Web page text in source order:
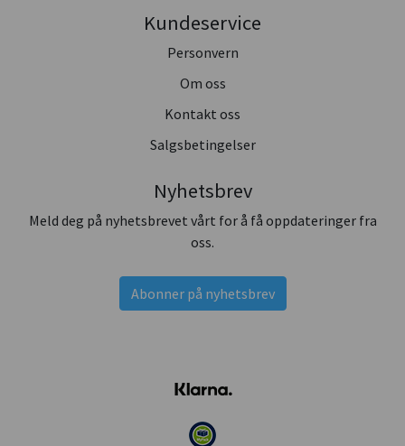
Kundeservice
Personvern
Om oss
Kontakt oss
Salgsbetingelser
Nyhetsbrev
Meld deg på nyhetsbrevet vårt for å få oppdateringer fra
oss.
Abonner på nyhetsbrev